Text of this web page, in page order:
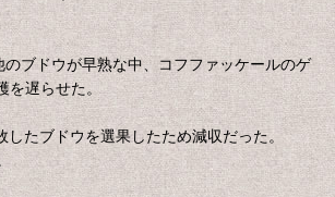
ブドウが早熟な中、コフファッケールのゲ
を遅らせた。
たブドウを選果したため減収だった。